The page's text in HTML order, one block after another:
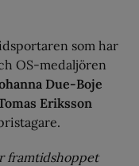
som har
OS-medaljören
Due‐Boje
Eriksson
framtidshoppet